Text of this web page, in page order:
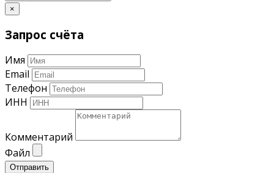
×
Запрос счёта
Имя
Email
Телефон
ИНН
Комментарий
Файл
Отправить